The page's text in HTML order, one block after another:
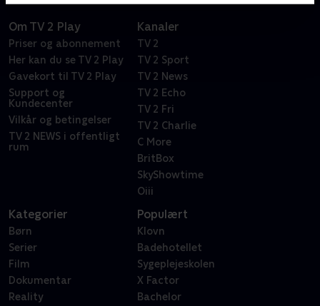
Om TV 2 Play
Priser og abonnement
Her kan du se TV 2 Play
Gavekort til TV 2 Play
Support og
Kundecenter
Vilkår og betingelser
TV 2 NEWS i offentligt
rum
Kanaler
TV 2
TV 2 Sport
TV 2 News
TV 2 Echo
TV 2 Fri
TV 2 Charlie
C More
BritBox
SkyShowtime
Oiii
Kategorier
Børn
Serier
Film
Dokumentar
Reality
Populært
Klovn
Badehotellet
Sygeplejeskolen
X Factor
Bachelor